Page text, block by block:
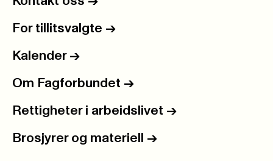
For tillitsvalgte ->
Kalender ->
Om Fagforbundet ->
Rettigheter i arbeidslivet ->
Brosjyrer og materiell ->